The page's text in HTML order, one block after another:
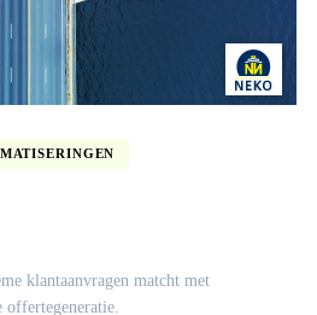
klantaanvragen matcht met
offertegeneratie.